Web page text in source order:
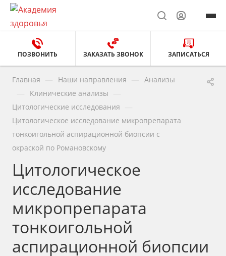
ПОЗВОНИТЬ ЗАКАЗАТЬ ЗВОНОК ЗАПИСАТЬСЯ
Главная Наши направления Анализы
Клинические анализы
Цитологические исследования
Цитологическое исследование микропрепарата
тонкоигольной аспирационной биопсии с
окраской по Романовскому
Цитологическое
исследование
микропрепарата
тонкоигольной
аспирационной биопсии